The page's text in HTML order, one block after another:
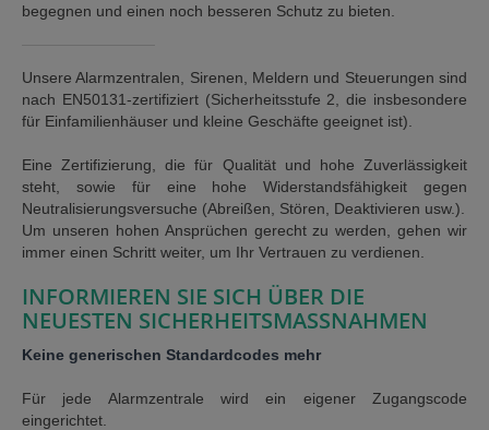
begegnen und einen noch besseren Schutz zu bieten.
Unsere Alarmzentralen, Sirenen, Meldern und Steuerungen sind
nach EN50131-zertifiziert (Sicherheitsstufe 2, die insbesondere
für Einfamilienhäuser und kleine Geschäfte geeignet ist).
Eine Zertifizierung, die für Qualität und hohe Zuverlässigkeit
steht, sowie für eine hohe Widerstandsfähigkeit gegen
Neutralisierungsversuche (Abreißen, Stören, Deaktivieren usw.).
Um unseren hohen Ansprüchen gerecht zu werden, gehen wir
immer einen Schritt weiter, um Ihr Vertrauen zu verdienen.
INFORMIEREN SIE SICH ÜBER DIE
NEUESTEN SICHERHEITSMASSNAHMEN
Keine generischen Standardcodes mehr
Für jede Alarmzentrale wird ein eigener Zugangscode
eingerichtet.